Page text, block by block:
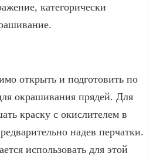
категорически
открыть и подготовить по
окрашивания прядей. Для
краску с окислителем в
надев перчатки.
использовать для этой